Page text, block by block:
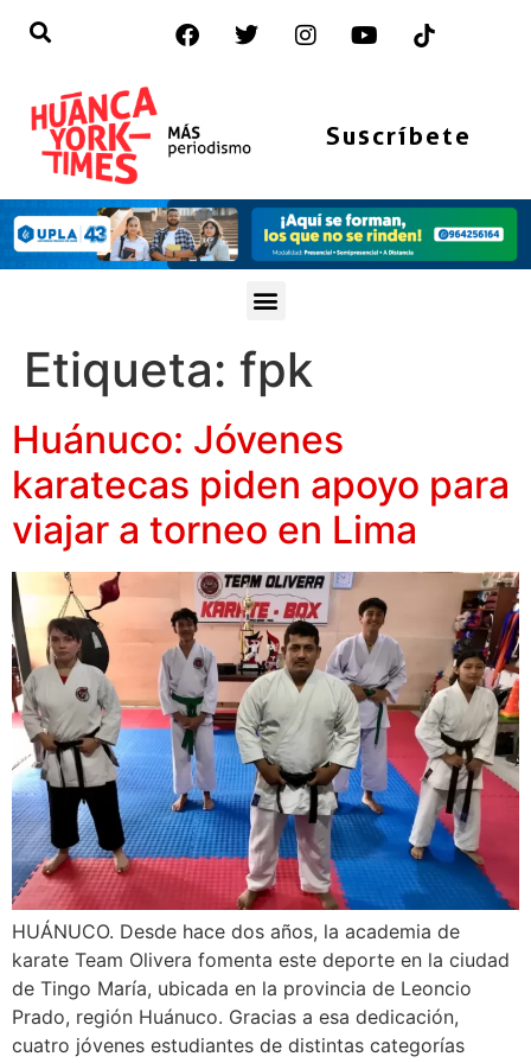
Suscríbete
Etiqueta: fpk
Huánuco: Jóvenes
karatecas piden apoyo para
viajar a torneo en Lima
HUÁNUCO. Desde hace dos años, la academia de
karate Team Olivera fomenta este deporte en la ciudad
de Tingo María, ubicada en la provincia de Leoncio
Prado, región Huánuco. Gracias a esa dedicación,
cuatro jóvenes estudiantes de distintas categorías